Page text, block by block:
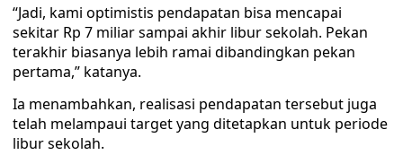
“Jadi, kami optimistis pendapatan bisa mencapai
sekitar Rp 7 miliar sampai akhir libur sekolah. Pekan
terakhir biasanya lebih ramai dibandingkan pekan
pertama,” katanya.
Ia menambahkan, realisasi pendapatan tersebut juga
telah melampaui target yang ditetapkan untuk periode
libur sekolah.